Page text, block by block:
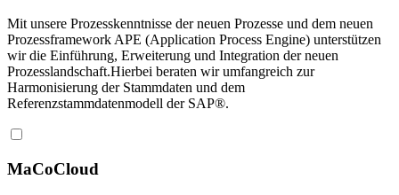
Mit unsere Prozesskenntnisse der neuen Prozesse und dem neuen
Prozessframework APE (Application Process Engine) unterstützen
wir die Einführung, Erweiterung und Integration der neuen
Prozesslandschaft.Hierbei beraten wir umfangreich zur
Harmonisierung der Stammdaten und dem
Referenzstammdatenmodell der SAP®.
MaCoCloud